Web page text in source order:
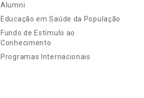
Alumni
Educação em Saúde da População
Fundo de Estímulo ao
Conhecimento
Programas Internacionais